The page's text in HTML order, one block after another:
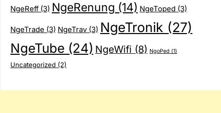
NgeReff (3) NgeRenung (14) NgeToped (3)
NgeTrade (3) NgeTrav (3) NgeTronik (27)
NgeTube (24) NgeWifi (8) NgoPed (1)
Uncategorized (2)